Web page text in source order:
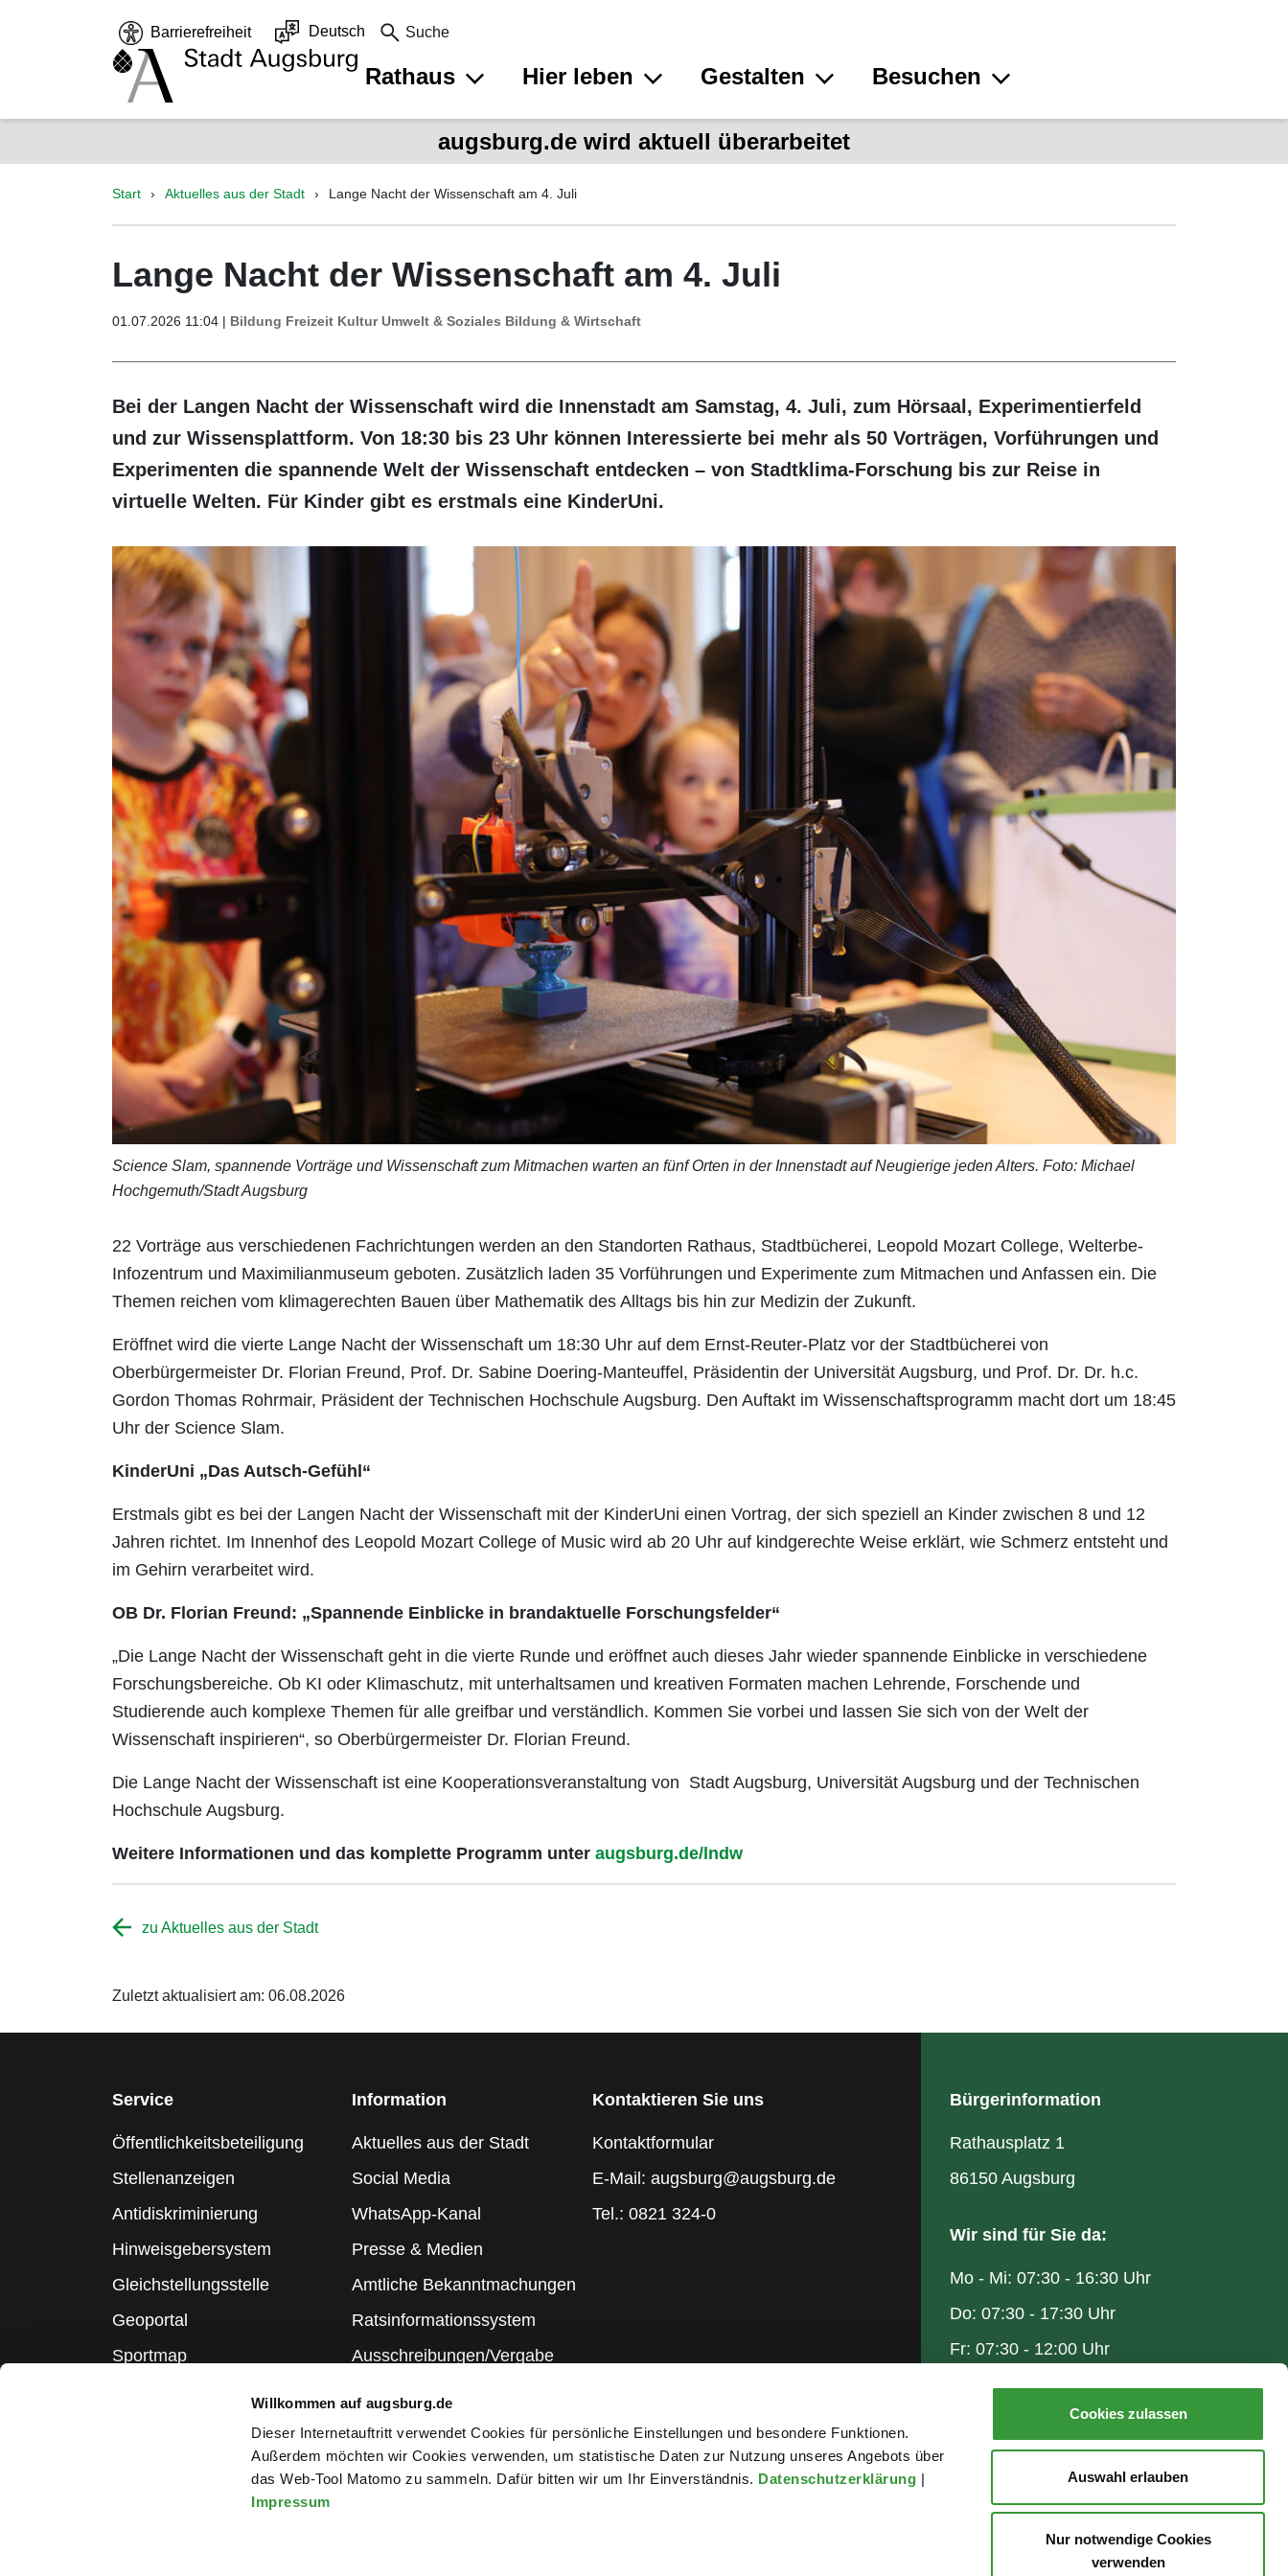
Willkommen auf augsburg.de
Dieser Internetauftritt verwendet Cookies für persönliche Einstellungen und besondere Funktionen.
Außerdem möchten wir Cookies verwenden, um statistische Daten zur Nutzung unseres Angebots über
das Web-Tool Matomo zu sammeln. Dafür bitten wir um Ihr Einverständnis. Datenschutzerklärung |
Impressum
Cookies zulassen
Auswahl erlauben
Nur notwendige Cookies
verwenden
Barrierefreiheit Deutsch Suche
Rathaus Hier leben Gestalten Besuchen
augsburg.de wird aktuell überarbeitet
Start Aktuelles aus der Stadt Lange Nacht der Wissenschaft am 4. Juli
Lange Nacht der Wissenschaft am 4. Juli
01.07.2026 11:04 | Bildung Freizeit Kultur Umwelt & Soziales Bildung & Wirtschaft
Bei der Langen Nacht der Wissenschaft wird die Innenstadt am Samstag, 4. Juli, zum Hörsaal, Experimentierfeld
und zur Wissensplattform. Von 18:30 bis 23 Uhr können Interessierte bei mehr als 50 Vorträgen, Vorführungen und
Experimenten die spannende Welt der Wissenschaft entdecken – von Stadtklima-Forschung bis zur Reise in
virtuelle Welten. Für Kinder gibt es erstmals eine KinderUni.
Science Slam, spannende Vorträge und Wissenschaft zum Mitmachen warten an fünf Orten in der Innenstadt auf Neugierige jeden Alters. Foto: Michael
Hochgemuth/Stadt Augsburg
22 Vorträge aus verschiedenen Fachrichtungen werden an den Standorten Rathaus, Stadtbücherei, Leopold Mozart College, Welterbe-
Infozentrum und Maximilianmuseum geboten. Zusätzlich laden 35 Vorführungen und Experimente zum Mitmachen und Anfassen ein. Die
Themen reichen vom klimagerechten Bauen über Mathematik des Alltags bis hin zur Medizin der Zukunft.
Eröffnet wird die vierte Lange Nacht der Wissenschaft um 18:30 Uhr auf dem Ernst-Reuter-Platz vor der Stadtbücherei von
Oberbürgermeister Dr. Florian Freund, Prof. Dr. Sabine Doering-Manteuffel, Präsidentin der Universität Augsburg, und Prof. Dr. Dr. h.c.
Gordon Thomas Rohrmair, Präsident der Technischen Hochschule Augsburg. Den Auftakt im Wissenschaftsprogramm macht dort um 18:45
Uhr der Science Slam.
KinderUni „Das Autsch-Gefühl“
Erstmals gibt es bei der Langen Nacht der Wissenschaft mit der KinderUni einen Vortrag, der sich speziell an Kinder zwischen 8 und 12
Jahren richtet. Im Innenhof des Leopold Mozart College of Music wird ab 20 Uhr auf kindgerechte Weise erklärt, wie Schmerz entsteht und
im Gehirn verarbeitet wird.
OB Dr. Florian Freund: „Spannende Einblicke in brandaktuelle Forschungsfelder“
„Die Lange Nacht der Wissenschaft geht in die vierte Runde und eröffnet auch dieses Jahr wieder spannende Einblicke in verschiedene
Forschungsbereiche. Ob KI oder Klimaschutz, mit unterhaltsamen und kreativen Formaten machen Lehrende, Forschende und
Studierende auch komplexe Themen für alle greifbar und verständlich. Kommen Sie vorbei und lassen Sie sich von der Welt der
Wissenschaft inspirieren“, so Oberbürgermeister Dr. Florian Freund.
Die Lange Nacht der Wissenschaft ist eine Kooperationsveranstaltung von Stadt Augsburg, Universität Augsburg und der Technischen
Hochschule Augsburg.
Weitere Informationen und das komplette Programm unter augsburg.de/lndw
zu Aktuelles aus der Stadt
Zuletzt aktualisiert am: 06.08.2026
Service
Öffentlichkeitsbeteiligung
Stellenanzeigen
Antidiskriminierung
Hinweisgebersystem
Gleichstellungsstelle
Geoportal
Sportmap
Information
Aktuelles aus der Stadt
Social Media
WhatsApp-Kanal
Presse & Medien
Amtliche Bekanntmachungen
Ratsinformationssystem
Ausschreibungen/Vergabe
Kontaktieren Sie uns
Kontaktformular
E-Mail: augsburg@augsburg.de
Tel.: 0821 324-0
Bürgerinformation
Rathausplatz 1
86150 Augsburg
Wir sind für Sie da:
Mo - Mi: 07:30 - 16:30 Uhr
Do: 07:30 - 17:30 Uhr
Fr: 07:30 - 12:00 Uhr